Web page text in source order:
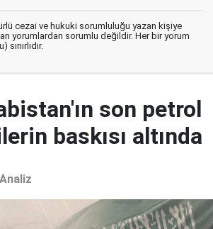
cezai ve hukuki sorumluluğu yazan kişiye
yorumlardan sorumlu değildir. Her bir yorum
son petrol
baskısı altında
Analiz